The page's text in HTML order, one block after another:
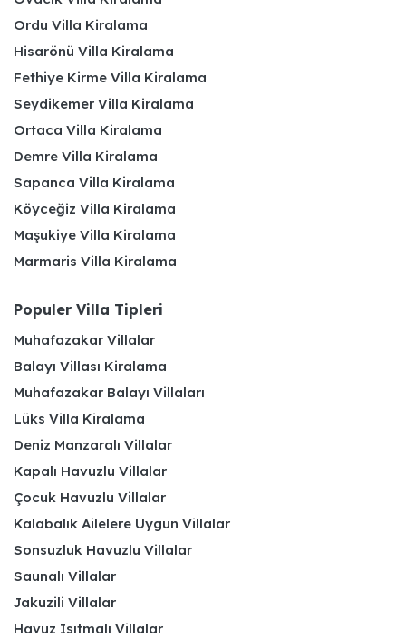
Ordu Villa Kiralama
Hisarönü Villa Kiralama
Fethiye Kirme Villa Kiralama
Seydikemer Villa Kiralama
Ortaca Villa Kiralama
Demre Villa Kiralama
Sapanca Villa Kiralama
Köyceğiz Villa Kiralama
Maşukiye Villa Kiralama
Marmaris Villa Kiralama
Populer Villa Tipleri
Muhafazakar Villalar
Balayı Villası Kiralama
Muhafazakar Balayı Villaları
Lüks Villa Kiralama
Deniz Manzaralı Villalar
Kapalı Havuzlu Villalar
Çocuk Havuzlu Villalar
Kalabalık Ailelere Uygun Villalar
Sonsuzluk Havuzlu Villalar
Saunalı Villalar
Jakuzili Villalar
Havuz Isıtmalı Villalar